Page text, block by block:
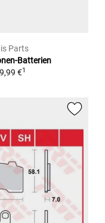
Parts
Batterien
€1